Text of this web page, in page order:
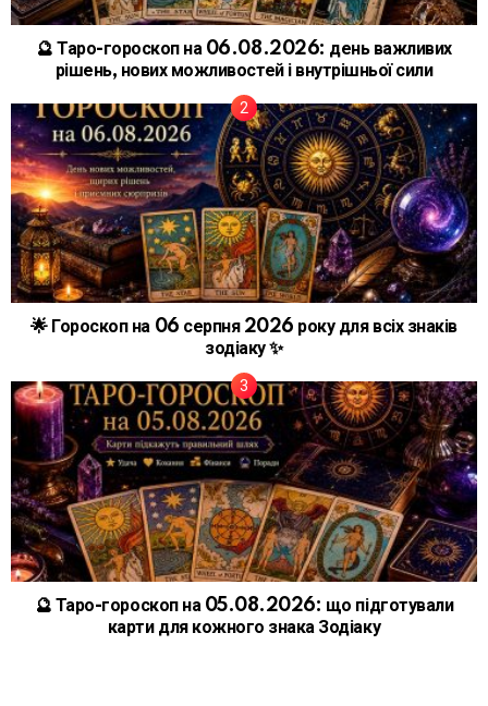
🔮 Таро-гороскоп на 06.08.2026: день важливих
рішень, нових можливостей і внутрішньої сили
🌟 Гороскоп на 06 серпня 2026 року для всіх знаків
зодіаку ✨
🔮 Таро-гороскоп на 05.08.2026: що підготували
карти для кожного знака Зодіаку